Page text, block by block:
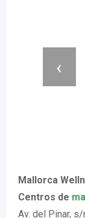
‹
Mallorca
Centros de
Av. del Pinar,